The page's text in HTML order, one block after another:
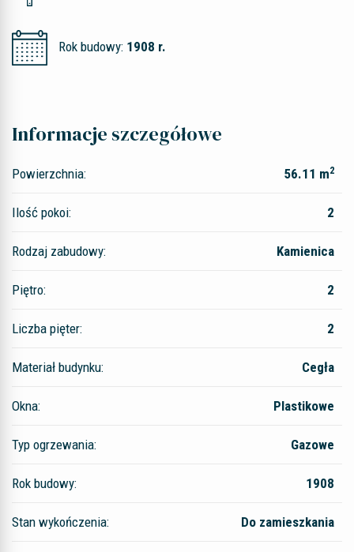
Rok budowy: 1908 r.
Informacje szczegółowe
Powierzchnia: 56.11 m2
Ilość pokoi: 2
Rodzaj zabudowy: Kamienica
Piętro: 2
Liczba pięter: 2
Materiał budynku: Cegła
Okna: Plastikowe
Typ ogrzewania: Gazowe
Rok budowy: 1908
Stan wykończenia: Do zamieszkania